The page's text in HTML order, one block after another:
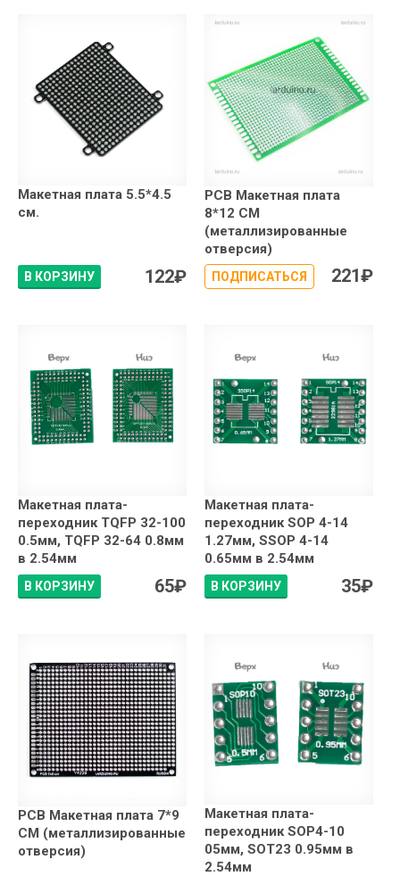
Макетная плата 5.5*4.5
см.
В КОРЗИНУ 122₽
PCB Макетная плата
8*12 СМ
(металлизированные
отверсия)
ПОДПИСАТЬСЯ 221₽
Макетная плата-
переходник TQFP 32-100
0.5мм, TQFP 32-64 0.8мм
в 2.54мм
В КОРЗИНУ 65₽
Макетная плата-
переходник SOP 4-14
1.27мм, SSOP 4-14
0.65мм в 2.54мм
В КОРЗИНУ 35₽
PCB Макетная плата 7*9
СМ (металлизированные
отверсия)
Макетная плата-
переходник SOP4-10
05мм, SOT23 0.95мм в
2.54мм